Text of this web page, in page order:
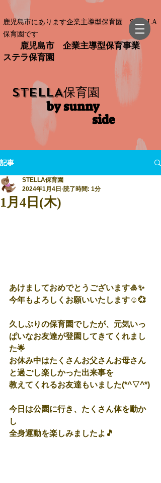
鹿児島市にあります企業主導型保育園 STELLA
保育園です
鹿児島市 企業主導型保育事業
ステラ保育園
STELLA保育園
by sunny
side​
記事
1月4日(木)
STELLA保育園
2024年1月4日 読了時間: 1分
あけましておめでとうございます🎍✨
今年もよろしくお願いいたします☺💞
久しぶりの保育園でしたが、元気いっ
ぱいなお友達が登園してきてくれまし
た🌟
お休み中はたくさんお父さんお母さん
と過ごし楽しかった出来事を
教えてくれるお友達もいました(*^▽^*)
今日は公園に行き、たくさん体を動か
し
全身運動を楽しみましたよ🎵